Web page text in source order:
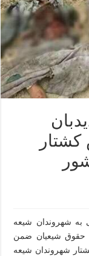
به شهروندان شیعه
حقوق شیعیان ضمن
شهروندان شیعه